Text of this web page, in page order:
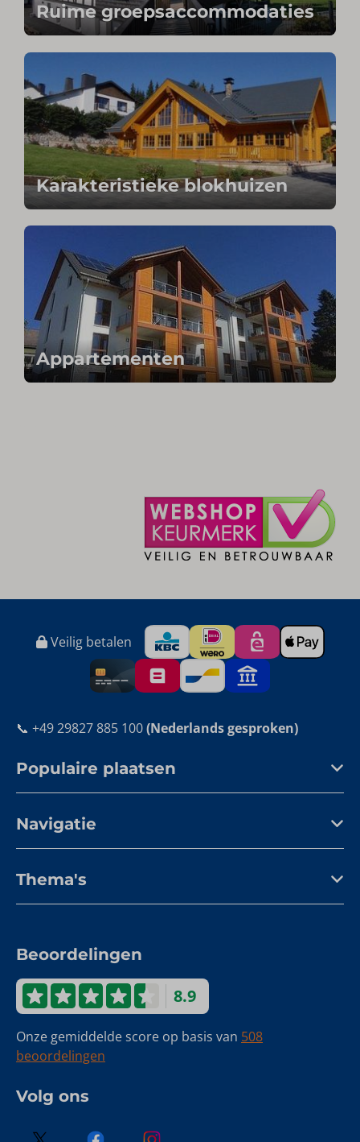
Ruime groepsaccommodaties
Karakteristieke blokhuizen
Appartementen
Veilig betalen
📞 +49 29827 885 100(Nederlands gesproken)
Populaire plaatsen
Navigatie
Thema's
Beoordelingen
8.9
Onze gemiddelde score op basis van 508
beoordelingen
Volg ons